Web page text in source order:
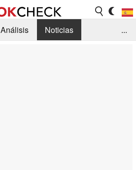
Análisis
Noticias
...